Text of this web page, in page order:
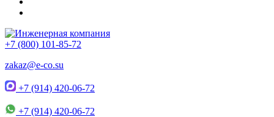
+7 (800) 101-85-72
zakaz@e-co.su
+7 (914) 420-06-72
+7 (914) 420-06-72